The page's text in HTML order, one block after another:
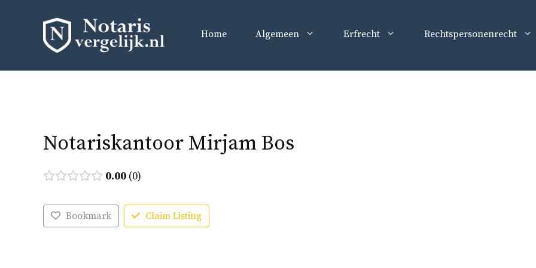
Home Algemeen Erfrecht Rechtspersonenrecht
Notariskantoor Mirjam Bos
0.00 0
Bookmark Claim Listing